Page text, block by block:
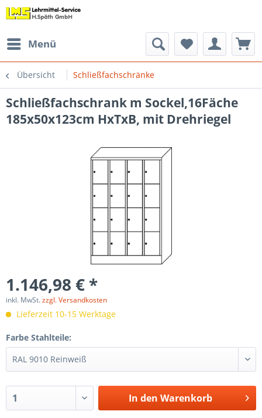
Menü
Übersicht Schließfachschränke
Schließfachschrank m Sockel,16Fäche
185x50x123cm HxTxB, mit Drehriegel
1.146,98 € *
inkl. MwSt.zzgl. Versandkosten
Lieferzeit 10-15 Werktage
Farbe Stahlteile:
In den Warenkorb